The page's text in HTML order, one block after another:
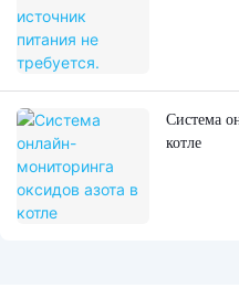
Система
котле